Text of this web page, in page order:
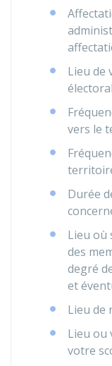
Lieu de
vers le
Durée
Lieu où
des
degré
et
Lieu de
Lieu ou
votre